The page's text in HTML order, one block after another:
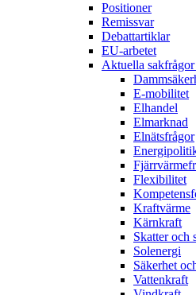
Positioner
Remissvar
Debattartiklar
EU-arbetet
Aktuella sakfrågor
E-mobilitet
Elhandel
Elmarknad
Elnätsfrågor
Flexibilitet
Kraftvärme
Kärnkraft
Skatter och
Solenergi
Säkerhet
Vattenkraft